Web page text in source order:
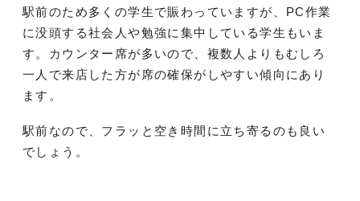
駅前のため多くの学生で賑わっていますが、PC作業
に没頭する社会人や勉強に集中している学生もいま
す。カウンター席が多いので、複数人よりもむしろ
一人で来店した方が席の確保がしやすい傾向にあり
ます。
駅前なので、フラッと空き時間に立ち寄るのも良い
でしょう。